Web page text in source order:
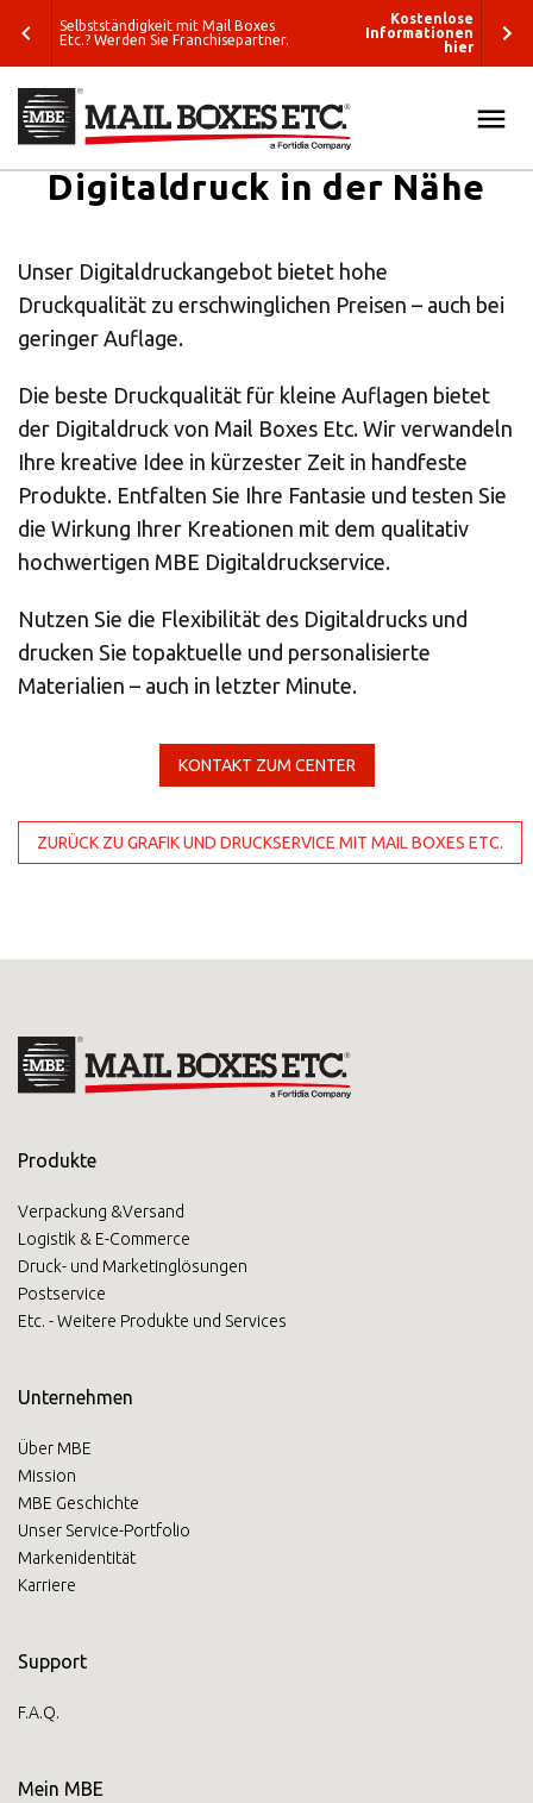
Selbstständigkeit mit Mail Boxes
Etc.? Werden Sie Franchisepartner.
Kostenlose
Informationen
hier
VERPACKUNG & VERSAND
E-COMMERCE & LOGISTIK
GRAFIK & DRUCK
ETC.
BLOG
ALLE
Was wollen Sie
verschicken?
Wohin wollen
Verpackungslösungen
Business-
Lösungen
ALLE
Logistiklösungen
E-Commerce
Marketinglösungen
ALLE
LÖSUNGEN
Digitaldruck in der Nähe
Unser Digitaldruckangebot bietet hohe
Druckqualität zu erschwinglichen Preisen – auch bei
geringer Auflage.
Die beste Druckqualität für kleine Auflagen bietet
der Digitaldruck von Mail Boxes Etc. Wir verwandeln
Ihre kreative Idee in kürzester Zeit in handfeste
Produkte. Entfalten Sie Ihre Fantasie und testen Sie
die Wirkung Ihrer Kreationen mit dem qualitativ
hochwertigen MBE Digitaldruckservice.
Nutzen Sie die Flexibilität des Digitaldrucks und
drucken Sie topaktuelle und personalisierte
Materialien – auch in letzter Minute.
KONTAKT ZUM CENTER
ZURÜCK ZU GRAFIK UND DRUCKSERVICE MIT MAIL BOXES ETC.
Produkte
Verpackung &Versand
Logistik & E-Commerce
Druck- und Marketinglösungen
Postservice
Etc. - Weitere Produkte und Services
Unternehmen
Über MBE
Mission
MBE Geschichte
Unser Service-Portfolio
Markenidentität
Karriere
Support
F.A.Q.
Mein MBE
Africa
Wählen Sie Ihr
MBE Center
Geben Sie die PLZ oder Adresse ein